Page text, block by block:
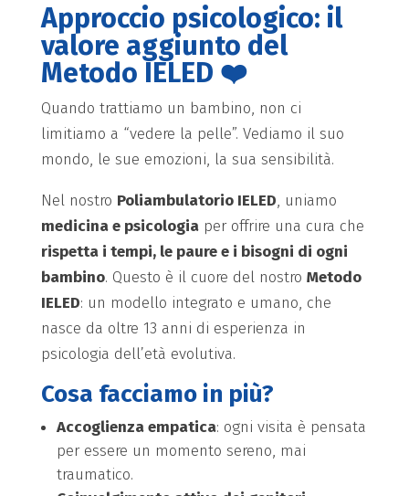
Approccio psicologico: il
valore aggiunto del
Metodo IELED ❤️
Quando trattiamo un bambino, non ci
limitiamo a “vedere la pelle”. Vediamo il suo
mondo, le sue emozioni, la sua sensibilità.
Nel nostro Poliambulatorio IELED, uniamo
medicina e psicologiaper offrire una cura che
rispetta i tempi, le paure e i bisogni di ogni
bambino. Questo è il cuore del nostro Metodo
IELED: un modello integrato e umano, che
nasce da oltre 13 anni di esperienza in
psicologia dell’età evolutiva.
Cosa facciamo in più?
Accoglienza empatica: ogni visita è pensata
per essere un momento sereno, mai
traumatico.